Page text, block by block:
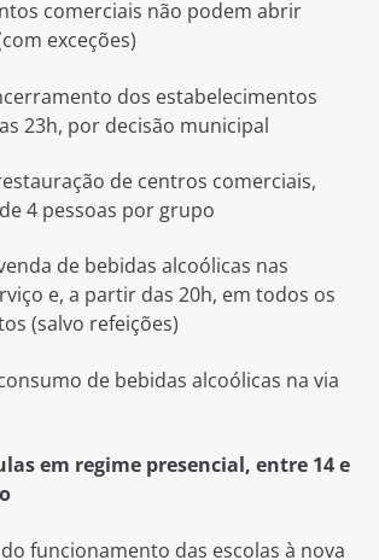
comerciais não podem abrir
exceções)
dos estabelecimentos
23h, por decisão municipal
de centros comerciais,
4 pessoas por grupo
de bebidas alcoólicas nas
e, a partir das 20h, em todos os
(salvo refeições)
de bebidas alcoólicas na via
em regime presencial, entre 14 e
funcionamento das escolas à nova